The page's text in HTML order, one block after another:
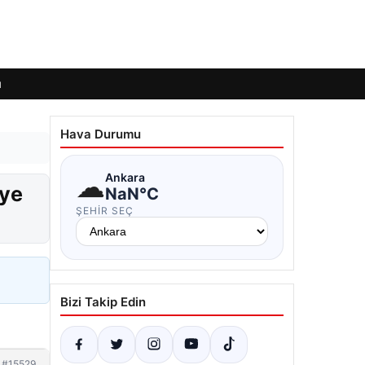
Hava Durumu
☁Ankara
NaN°C
ŞEHIR SEÇ
Bizi Takip Edin